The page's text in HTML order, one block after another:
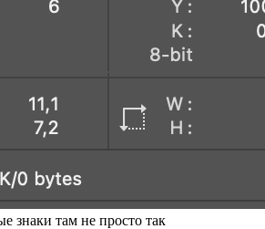
знаки там не просто так